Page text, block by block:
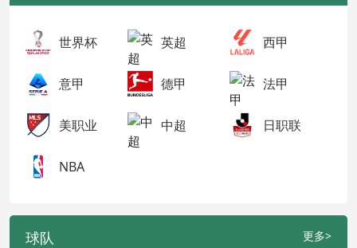
世界杯 英超 西甲
意甲 德甲 法甲
美职业 中超 日职联
NBA
球队 更多>